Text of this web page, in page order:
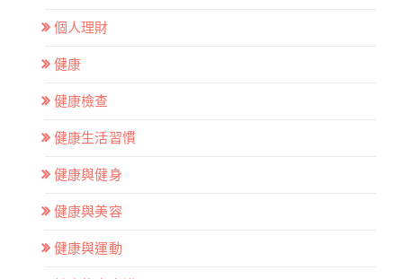
個人理財
健康
健康檢查
健康生活習慣
健康與健身
健康與美容
健康與運動